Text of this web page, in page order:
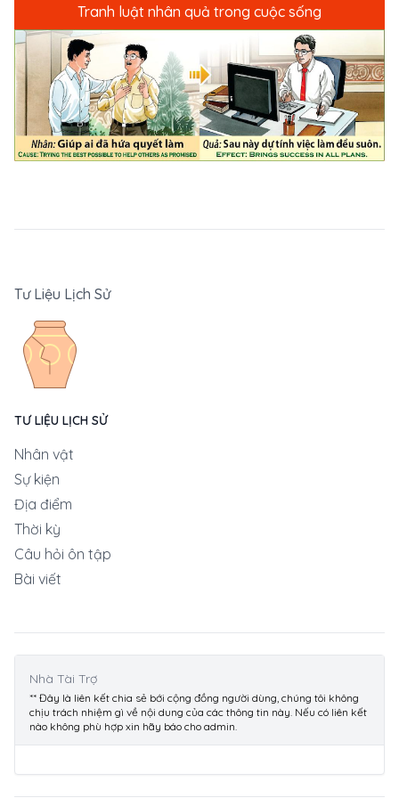
Tranh luật nhân quả trong cuộc sống
Tư Liệu Lịch Sử
TƯ LIỆU LỊCH SỬ
Nhân vật
Sự kiện
Địa điểm
Thời kỳ
Câu hỏi ôn tập
Bài viết
Nhà Tài Trợ
** Đây là liên kết chia sẻ bới cộng đồng người dùng, chúng tôi không
chịu trách nhiệm gì về nội dung của các thông tin này. Nếu có liên kết
nào không phù hợp xin hãy báo cho admin.